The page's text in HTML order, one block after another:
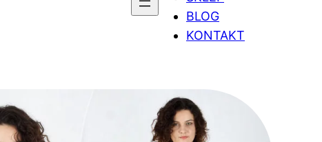
BLOG
KONTAKT